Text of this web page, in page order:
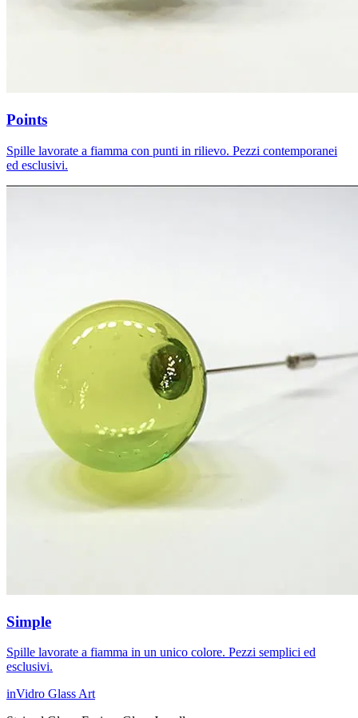
Points
Spille lavorate a fiamma con punti in rilievo. Pezzi contemporanei
ed esclusivi.
Simple
Spille lavorate a fiamma in un unico colore. Pezzi semplici ed
esclusivi.
inVidro Glass Art